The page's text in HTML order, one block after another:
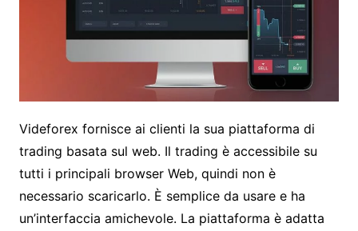
Videforex fornisce ai clienti la sua piattaforma di
trading basata sul web. Il trading è accessibile su
tutti i principali browser Web, quindi non è
necessario scaricarlo. È semplice da usare e ha
un’interfaccia amichevole. La piattaforma è adatta